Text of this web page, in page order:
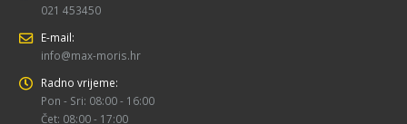
021 453450
E-mail:
info@max-moris.hr
Radno vrijeme:
Pon - Sri: 08:00 - 16:00
Čet: 08:00 - 17:00